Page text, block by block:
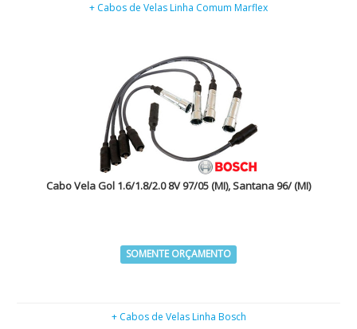
+ Cabos de Velas Linha Comum Marflex
Cabo Vela Gol 1.6/1.8/2.0 8V 97/05 (MI), Santana 96/ (MI)
SOMENTE ORÇAMENTO
+ Cabos de Velas Linha Bosch